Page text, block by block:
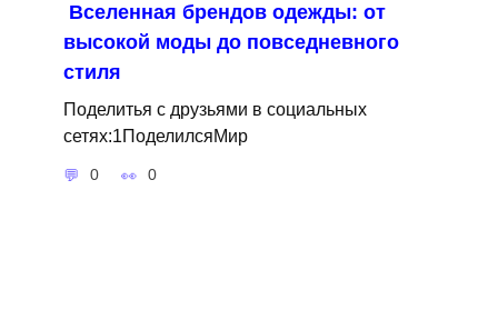
Вселенная брендов одежды: от
высокой моды до повседневного
стиля
Поделитья с друзьями в социальных
сетях:1ПоделилсяМир
0 0